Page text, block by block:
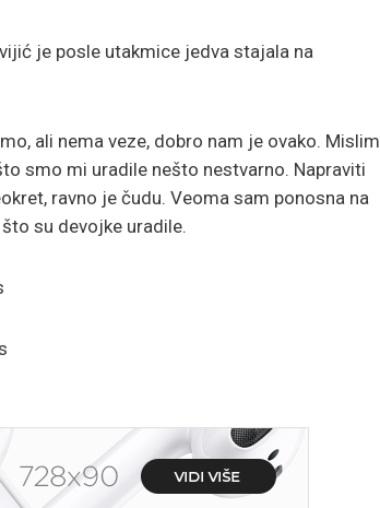
je posle utakmice jedva stajala na
ali nema veze, dobro nam je ovako. Mislim
smo mi uradile nešto nestvarno. Napraviti
ravno je čudu. Veoma sam ponosna na
su devojke uradile.